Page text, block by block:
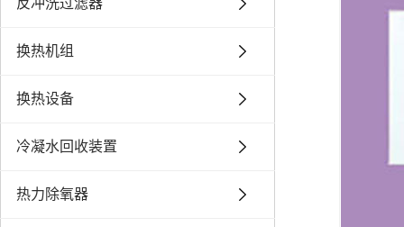
反冲洗过滤器
换热机组
换热设备
冷凝水回收装置
热力除氧器